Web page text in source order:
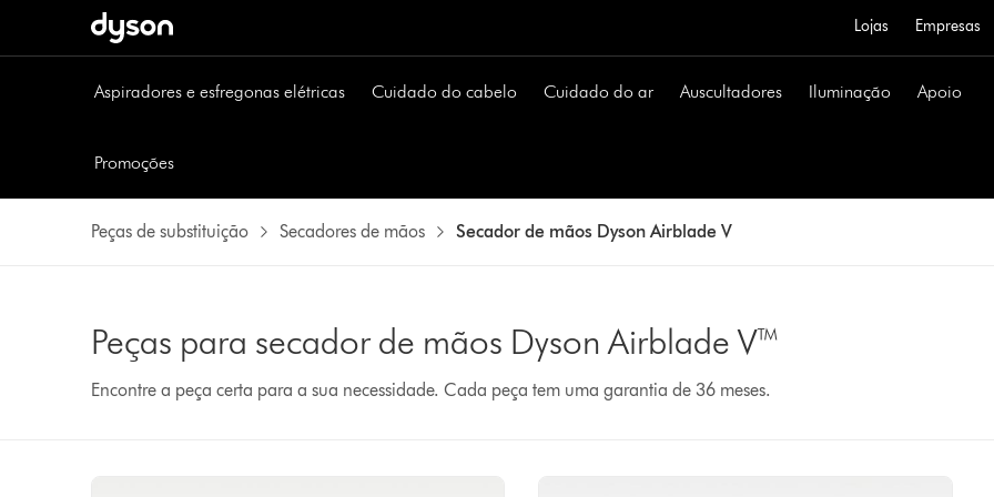
Lojas Empresas
Aspiradores e esfregonas elétricas Cuidado do cabelo Cuidado do ar Auscultadores Iluminação Apoio
Promoções
Peças de substituição Secadores de mãos Secador de mãos Dyson Airblade V
Peças para secador de mãos Dyson Airblade V™
Encontre a peça certa para a sua necessidade. Cada peça tem uma garantia de 36 meses.